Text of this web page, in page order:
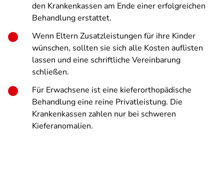
den Krankenkassen am Ende einer erfolgreichen
Behandlung erstattet.
Wenn Eltern Zusatzleistungen für ihre Kinder
wünschen, sollten sie sich alle Kosten auflisten
lassen und eine schriftliche Vereinbarung
schließen.
Für Erwachsene ist eine kieferorthopädische
Behandlung eine reine Privatleistung. Die
Krankenkassen zahlen nur bei schweren
Kieferanomalien.